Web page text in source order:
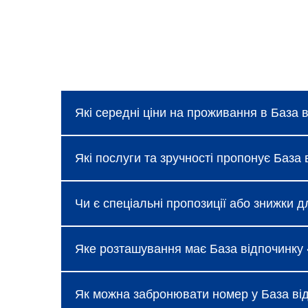
Які середні ціни на проживання в База
пропозицій, про які можна дізнатися
Які послуги та зручності пропонує
«Лагуна», Грибівка доступні додаткові
Чи є спеціальні пропозиції або знижки
сімейного відпочинку або бізнес-
переглянути розділ спеціальних
Яке розташування має База відпочинку
центрів. До готелю легко дістатися на
Як можна забронювати номер у База